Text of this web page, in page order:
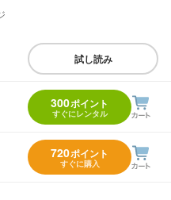
試し読み
300ポイント
すぐにレンタル
720ポイント
すぐに購入